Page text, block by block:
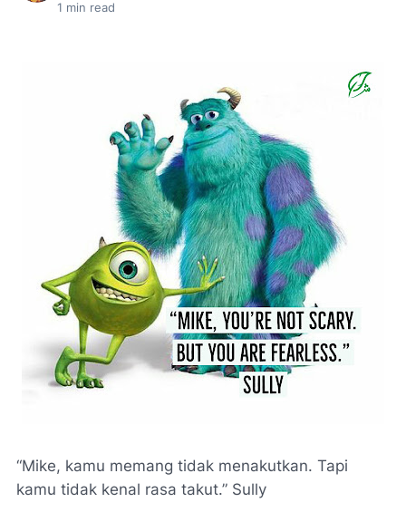
1 min read
“Mike, kamu memang tidak menakutkan. Tapi
kamu tidak kenal rasa takut.” Sully